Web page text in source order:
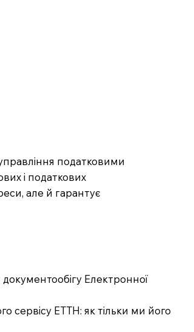
податковими
і податкових
але й гарантує
Електронної
ЕТТН: як тільки ми його